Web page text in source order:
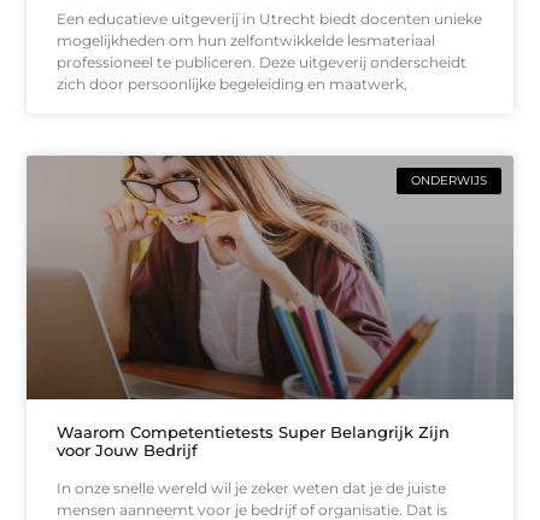
Een educatieve uitgeverij in Utrecht biedt docenten unieke
mogelijkheden om hun zelfontwikkelde lesmateriaal
professioneel te publiceren. Deze uitgeverij onderscheidt
zich door persoonlijke begeleiding en maatwerk,
ONDERWIJS
Waarom Competentietests Super Belangrijk Zijn
voor Jouw Bedrijf
In onze snelle wereld wil je zeker weten dat je de juiste
mensen aanneemt voor je bedrijf of organisatie. Dat is